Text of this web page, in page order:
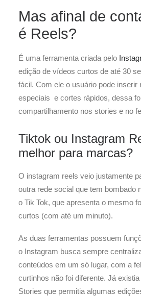
Mas afinal de
é Reels?
É uma ferramenta criada pelo
edição de vídeos curtos de até 30
fácil. Com ele o usuário pode inserir
especiais e cortes rápidos, dessa
compartilhamento nos stories e no
Tiktok ou Instagram
melhor para marcas?
O instagram reels veio justamente
outra rede social que tem bombado
o Tik Tok, que apresenta o mesmo
curtos (com até um minuto).
As duas ferramentas possuem
o Instagram busca sempre
conteúdos em um só lugar, com a
curtinhos não foi diferente. Já
Stories que permitia algumas